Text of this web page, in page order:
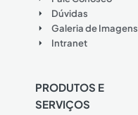
Dúvidas
Galeria de Imagens
Intranet
PRODUTOS E
SERVIÇOS